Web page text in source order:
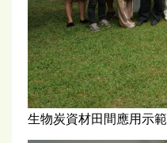
生物炭資材田間應用示範